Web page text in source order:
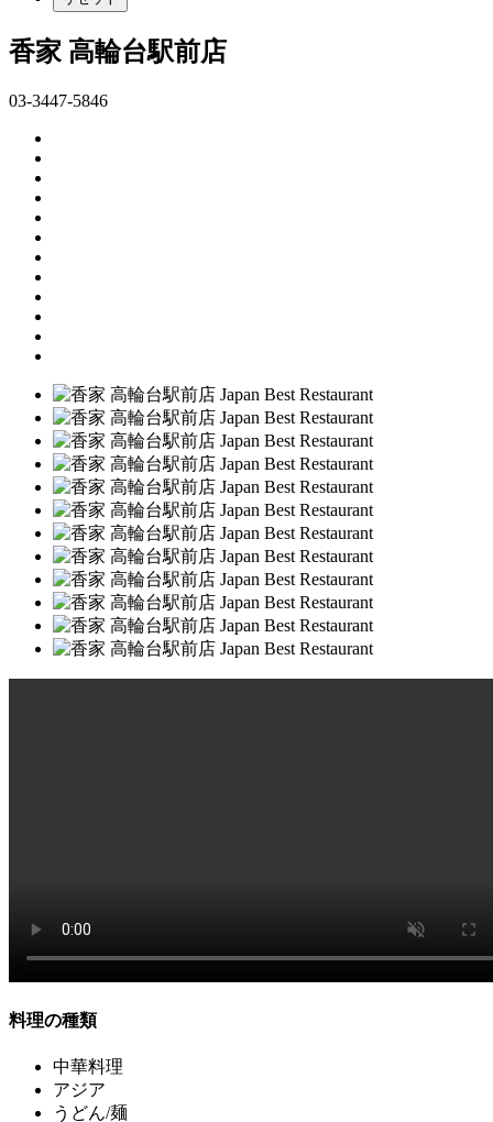
香家 高輪台駅前店
03-3447-5846
料理の種類
中華料理
アジア
うどん/麺